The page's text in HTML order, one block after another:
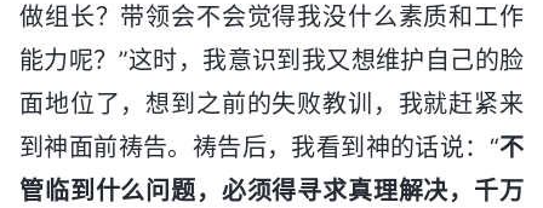
做组长？带领会不会觉得我没什么素质和工作
能力呢？”这时，我意识到我又想维护自己的脸
面地位了，想到之前的失败教训，我就赶紧来
到神面前祷告。祷告后，我看到神的话说：“不
管临到什么问题，必须得寻求真理解决，千万